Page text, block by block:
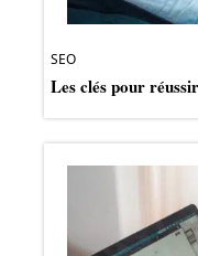
SEO
Les clés pour